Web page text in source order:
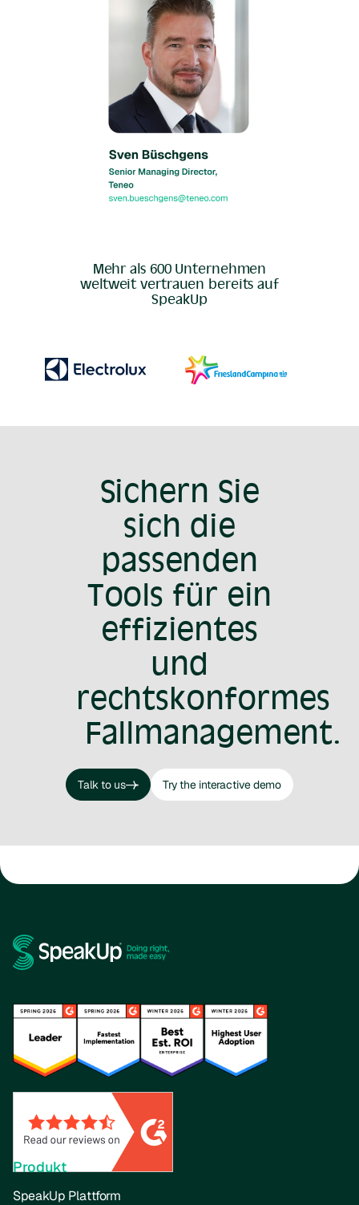
Mehr als 600 Unternehmen
weltweit vertrauen bereits auf
SpeakUp
Sichern Sie
sich die
passenden
Tools für ein
effizientes
und
rechtskonformes
Fallmanagement.
Talk to us
Talk to us
Try the interactive demo
Try the interactive demo
Produkt
SpeakUp Plattform